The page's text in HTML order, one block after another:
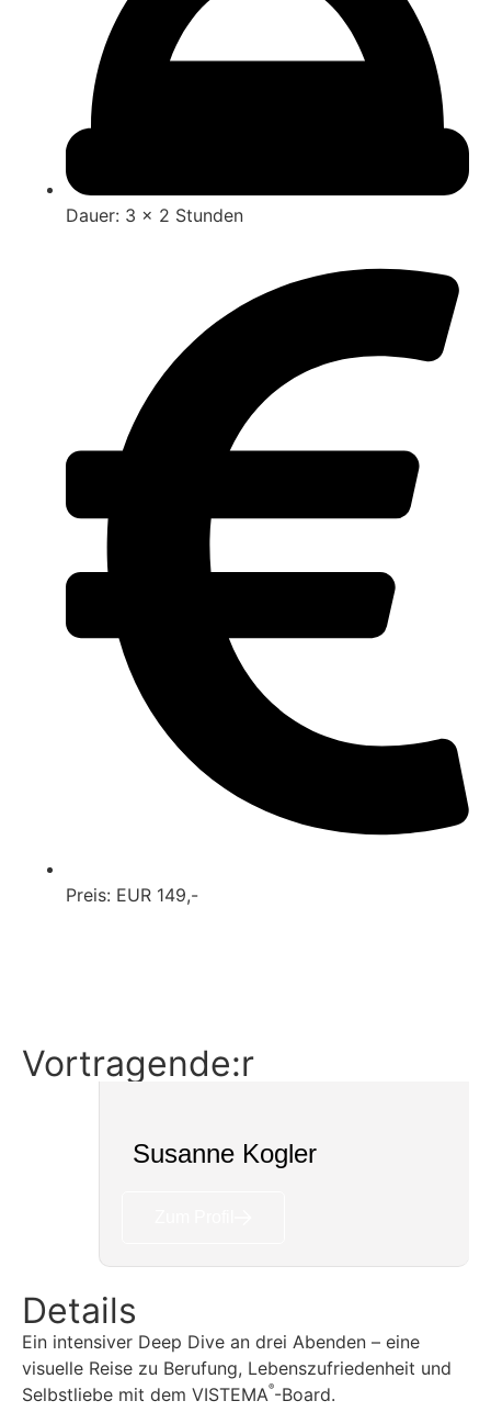
Dauer: 3 x 2 Stunden
Preis: EUR 149,-
Vortragende:r
Susanne Kogler
Details
Ein intensiver Deep Dive an drei Abenden – eine
visuelle Reise zu Berufung, Lebenszufriedenheit und
Selbstliebe mit dem VISTEMA®-Board.